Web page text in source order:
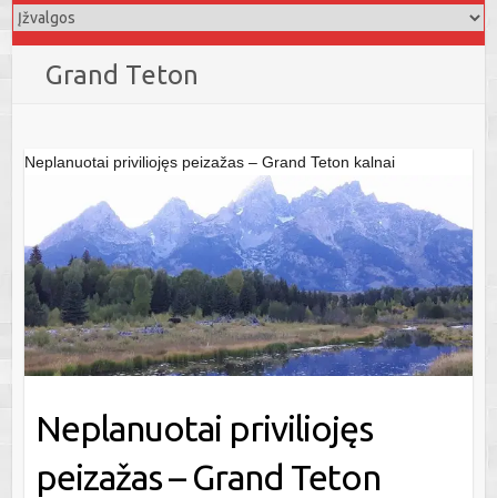
Grand Teton
Neplanuotai priviliojęs peizažas – Grand Teton kalnai
Neplanuotai priviliojęs
peizažas – Grand Teton